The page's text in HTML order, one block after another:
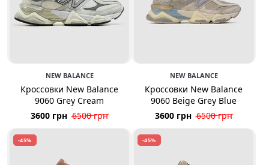
NEW BALANCE
Кроссовки New Balance
9060 Grey Cream
3600 грн 6500 грн
NEW BALANCE
Кроссовки New Balance
9060 Beige Grey Blue
3600 грн 6500 грн
-45% -45%